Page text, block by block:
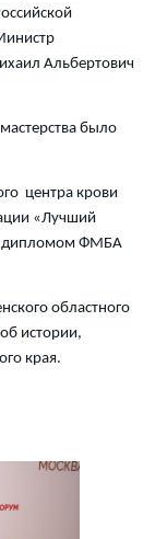
Альбертович
было
центра крови
«Лучший
дипломом ФМБА
областного
истории,
края.